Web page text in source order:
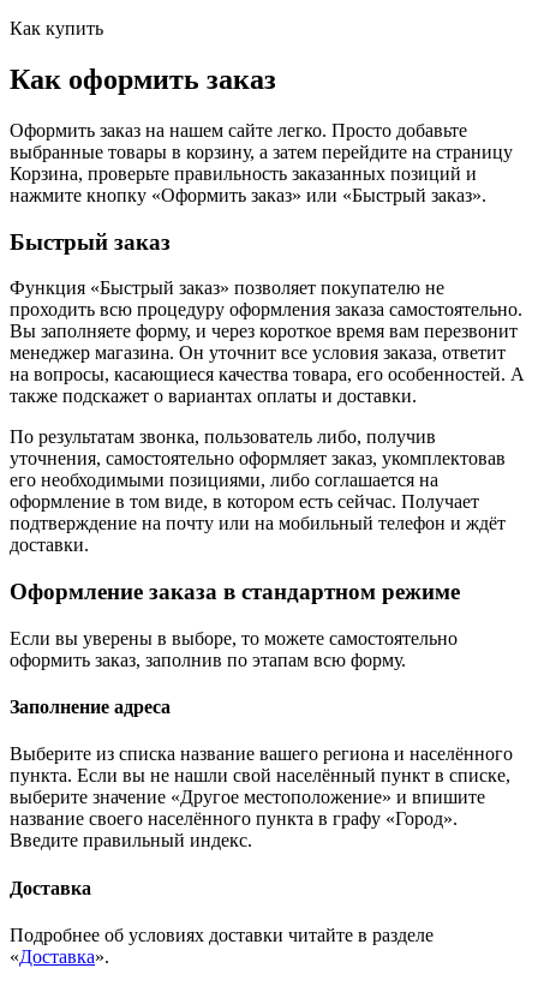
Как купить
Как оформить заказ
Оформить заказ на нашем сайте легко. Просто добавьте
выбранные товары в корзину, а затем перейдите на страницу
Корзина, проверьте правильность заказанных позиций и
нажмите кнопку «Оформить заказ» или «Быстрый заказ».
Быстрый заказ
Функция «Быстрый заказ» позволяет покупателю не
проходить всю процедуру оформления заказа самостоятельно.
Вы заполняете форму, и через короткое время вам перезвонит
менеджер магазина. Он уточнит все условия заказа, ответит
на вопросы, касающиеся качества товара, его особенностей. А
также подскажет о вариантах оплаты и доставки.
По результатам звонка, пользователь либо, получив
уточнения, самостоятельно оформляет заказ, укомплектовав
его необходимыми позициями, либо соглашается на
оформление в том виде, в котором есть сейчас. Получает
подтверждение на почту или на мобильный телефон и ждёт
доставки.
Оформление заказа в стандартном режиме
Если вы уверены в выборе, то можете самостоятельно
оформить заказ, заполнив по этапам всю форму.
Заполнение адреса
Выберите из списка название вашего региона и населённого
пункта. Если вы не нашли свой населённый пункт в списке,
выберите значение «Другое местоположение» и впишите
название своего населённого пункта в графу «Город».
Введите правильный индекс.
Доставка
Подробнее об условиях доставки читайте в разделе
«Доставка».